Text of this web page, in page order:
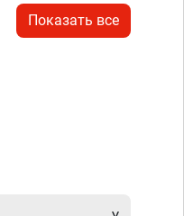
Показать все